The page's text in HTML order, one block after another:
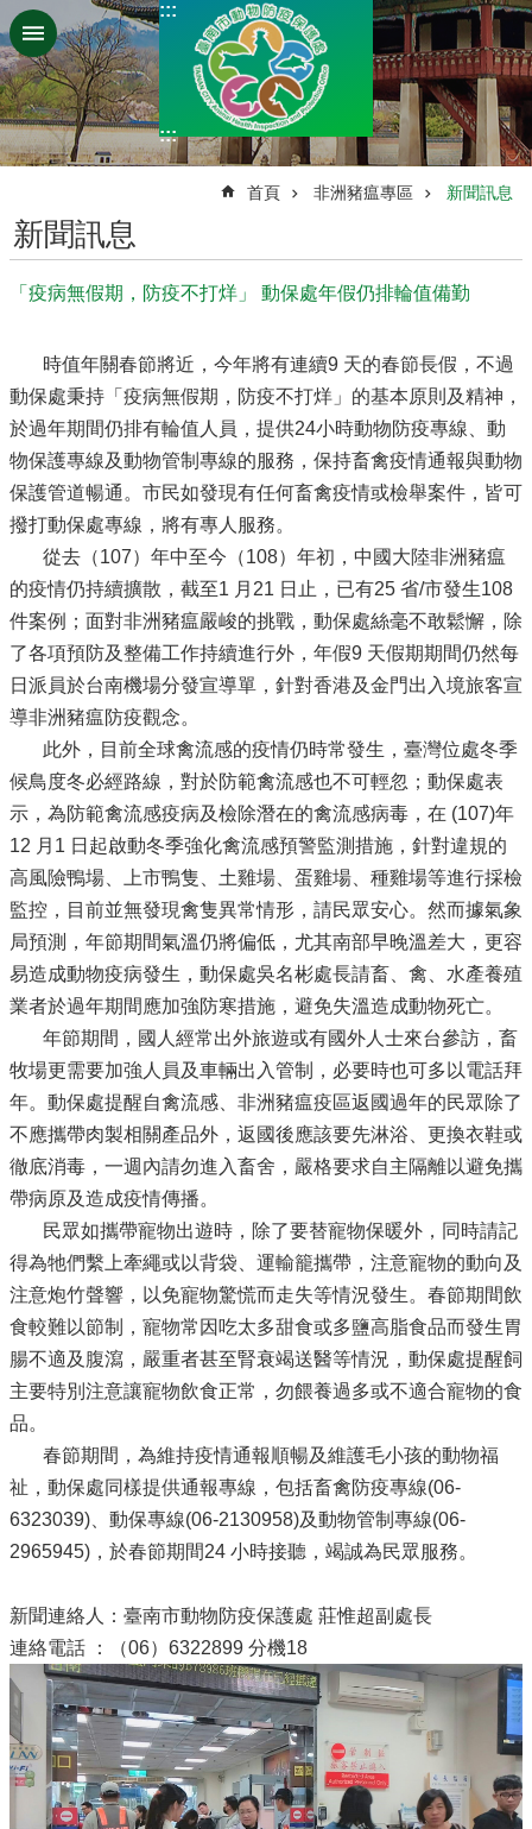
跳到主要內容區塊
:::
:::
首頁 非洲豬瘟專區 新聞訊息
新聞訊息
「疫病無假期，防疫不打烊」 動保處年假仍排輪值備勤
時值年關春節將近，今年將有連續9 天的春節長假，不過
動保處秉持「疫病無假期，防疫不打烊」的基本原則及精神，
於過年期間仍排有輪值人員，提供24小時動物防疫專線、動
物保護專線及動物管制專線的服務，保持畜禽疫情通報與動物
保護管道暢通。市民如發現有任何畜禽疫情或檢舉案件，皆可
撥打動保處專線，將有專人服務。
從去（107）年中至今（108）年初，中國大陸非洲豬瘟
的疫情仍持續擴散，截至1 月21 日止，已有25 省/市發生108
件案例；面對非洲豬瘟嚴峻的挑戰，動保處絲毫不敢鬆懈，除
了各項預防及整備工作持續進行外，年假9 天假期期間仍然每
日派員於台南機場分發宣導單，針對香港及金門出入境旅客宣
導非洲豬瘟防疫觀念。
此外，目前全球禽流感的疫情仍時常發生，臺灣位處冬季
候鳥度冬必經路線，對於防範禽流感也不可輕忽；動保處表
示，為防範禽流感疫病及檢除潛在的禽流感病毒，在 (107)年
12 月1 日起啟動冬季強化禽流感預警監測措施，針對違規的
高風險鴨場、上市鴨隻、土雞場、蛋雞場、種雞場等進行採檢
監控，目前並無發現禽隻異常情形，請民眾安心。然而據氣象
局預測，年節期間氣溫仍將偏低，尤其南部早晚溫差大，更容
易造成動物疫病發生，動保處吳名彬處長請畜、禽、水產養殖
業者於過年期間應加強防寒措施，避免失溫造成動物死亡。
年節期間，國人經常出外旅遊或有國外人士來台參訪，畜
牧場更需要加強人員及車輛出入管制，必要時也可多以電話拜
年。動保處提醒自禽流感、非洲豬瘟疫區返國過年的民眾除了
不應攜帶肉製相關產品外，返國後應該要先淋浴、更換衣鞋或
徹底消毒，一週內請勿進入畜舍，嚴格要求自主隔離以避免攜
帶病原及造成疫情傳播。
民眾如攜帶寵物出遊時，除了要替寵物保暖外，同時請記
得為牠們繫上牽繩或以背袋、運輸籠攜帶，注意寵物的動向及
注意炮竹聲響，以免寵物驚慌而走失等情況發生。春節期間飲
食較難以節制，寵物常因吃太多甜食或多鹽高脂食品而發生胃
腸不適及腹瀉，嚴重者甚至腎衰竭送醫等情況，動保處提醒飼
主要特別注意讓寵物飲食正常，勿餵養過多或不適合寵物的食
品。
春節期間，為維持疫情通報順暢及維護毛小孩的動物福
祉，動保處同樣提供通報專線，包括畜禽防疫專線(06-
6323039)、動保專線(06-2130958)及動物管制專線(06-
2965945)，於春節期間24 小時接聽，竭誠為民眾服務。
新聞連絡人：臺南市動物防疫保護處 莊惟超副處長
連絡電話 ：（06）6322899 分機18